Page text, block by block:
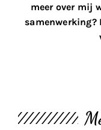
meer over mij
samenwerking?